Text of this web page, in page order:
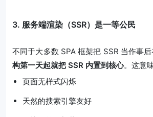
3. 服务端渲染（SSR）是一等公民
不同于大多数 SPA 框架把 SSR 当作事
构第一天起就把 SSR 内置到核心。这意
页面无样式闪烁
天然的搜索引擎友好